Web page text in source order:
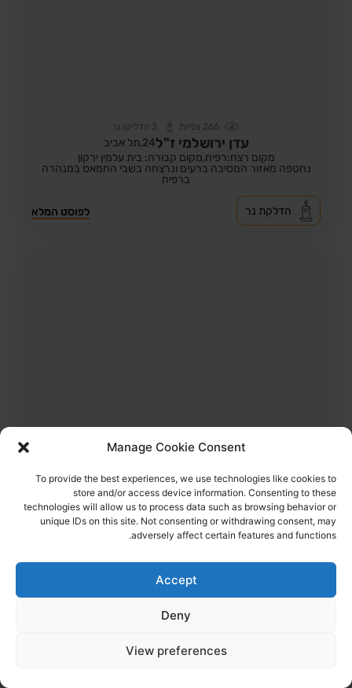
Manage Cookie Consent
To provide the best experiences, we use technologies like cookies to
store and/or access device information. Consenting to these
technologies will allow us to process data such as browsing behavior or
unique IDs on this site. Not consenting or withdrawing consent, may
adversely affect certain features and functions.
Accept
Deny
View preferences
266 צפיות 3 הדליקו נר
עדן ירושלמי ז"ל24, תל אביב
מקום רצח:רפיח,מקום קבורה: בית עלמין ירקון
נחטפה מאזור המסיבה ברעים ונרצחה בשבי החמאס במנהרה
ברפיח
לפוסט המלא הדלקת נר
לירז אסולין ז"ל38,קרית מלאכי
מקום רצח:המסיבה ברעים,מקום קבורה: בית העלמין קריית מלאכי
לירז ז"ל עוד הספיקה לכתוב למשפחתה "אוהבת אתכם, יורים עליי"